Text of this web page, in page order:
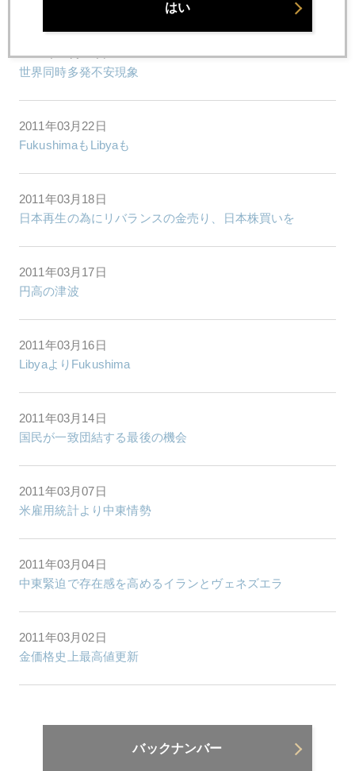
2011年03月24日
世界同時多発不安現象
2011年03月22日
FukushimaもLibyaも
2011年03月18日
日本再生の為にリバランスの金売り、日本株買いを
2011年03月17日
円高の津波
2011年03月16日
LibyaよりFukushima
2011年03月14日
国民が一致団結する最後の機会
2011年03月07日
米雇用統計より中東情勢
2011年03月04日
中東緊迫で存在感を高めるイランとヴェネズエラ
2011年03月02日
金価格史上最高値更新
バックナンバー
はい